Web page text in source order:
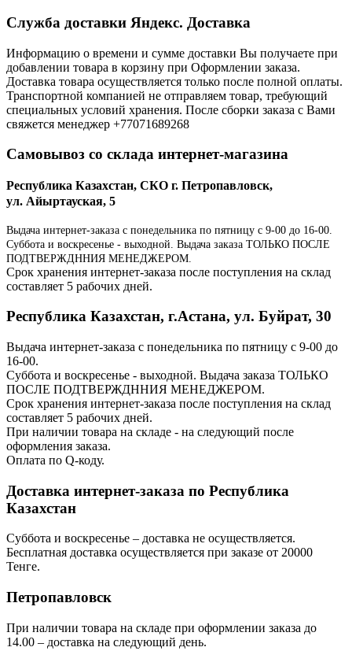
Служба доставки Яндекс. Доставка
Информацию о времени и сумме доставки Вы получаете при
добавлении товара в корзину при Оформлении заказа.
Доставка товара осуществляется только после полной оплаты.
Транспортной компанией не отправляем товар, требующий
специальных условий хранения. После сборки заказа с Вами
свяжется менеджер +77071689268
Самовывоз со склада интернет-магазина
Республика Казахстан, СКО г. Петропавловск,
ул. Айыртауская, 5
Выдача интернет-заказа с понедельника по пятницу с 9-00 до 16-00.
Суббота и воскресенье - выходной. Выдача заказа ТОЛЬКО ПОСЛЕ
ПОДТВЕРЖДННИЯ МЕНЕДЖЕРОМ.
Срок хранения интернет-заказа после поступления на склад
составляет 5 рабочих дней.
Республика Казахстан, г.Астана, ул. Буйрат, 30
Выдача интернет-заказа с понедельника по пятницу с 9-00 до
16-00.
Суббота и воскресенье - выходной. Выдача заказа ТОЛЬКО
ПОСЛЕ ПОДТВЕРЖДННИЯ МЕНЕДЖЕРОМ.
Срок хранения интернет-заказа после поступления на склад
составляет 5 рабочих дней.
При наличии товара на складе - на следующий после
оформления заказа.
Оплата по Q-коду.
Доставка интернет-заказа по Республика
Казахстан
Суббота и воскресенье – доставка не осуществляется.
Бесплатная доставка осуществляется при заказе от 20000
Тенге.
Петропавловск
При наличии товара на складе при оформлении заказа до
14.00 – доставка на следующий день.